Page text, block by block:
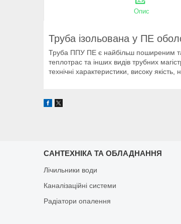
Опис
Труба ізольована у ПЕ
Труба ППУ ПЕ є найбільш поширеним та
теплотрас та інших видів трубних
технічні характеристики, високу
САНТЕХНІКА ТА ОБЛАДНАННЯ
Лічильники води
Каналізаційні системи
Радіатори опалення